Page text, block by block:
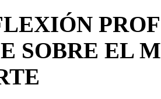
SOBRE EL